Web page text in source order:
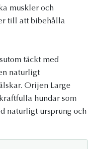
muskler och
till att bibehålla
täckt med
naturligt
Orijen Large
hundar som
naturligt ursprung och